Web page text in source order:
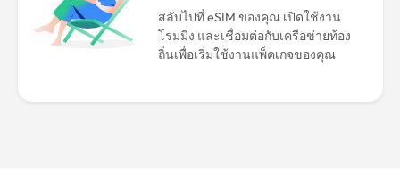
สลับไปที่ eSIM ของคุณ เปิดใช้งาน
โรมมิ่ง และเชื่อมต่อกับเครือข่ายท้อง
ถิ่นเพื่อเริ่มใช้งานแพ็คเกจของคุณ